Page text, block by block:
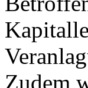
Zudem